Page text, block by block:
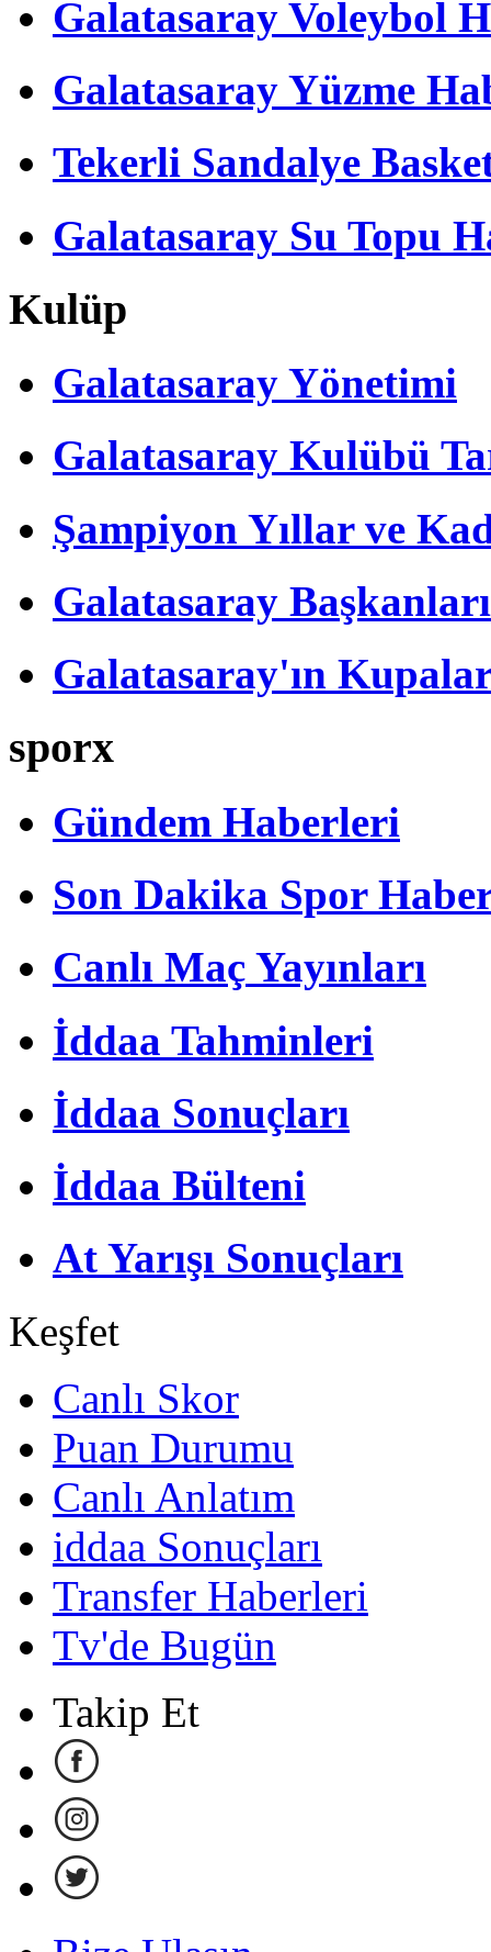
Galatasaray Voleybol
Galatasaray Yüzme
Tekerli Sandalye
Galatasaray Su Topu
Kulüp
Galatasaray Yönetimi
Galatasaray Kulübü
Şampiyon Yıllar ve
Galatasaray Başkanları
Galatasaray'ın
sporx
Gündem Haberleri
Son Dakika Spor
Canlı Maç Yayınları
İddaa Tahminleri
İddaa Sonuçları
İddaa Bülteni
At Yarışı Sonuçları
Keşfet
Canlı Skor
Puan Durumu
Canlı Anlatım
iddaa Sonuçları
Transfer Haberleri
Tv'de Bugün
Takip Et